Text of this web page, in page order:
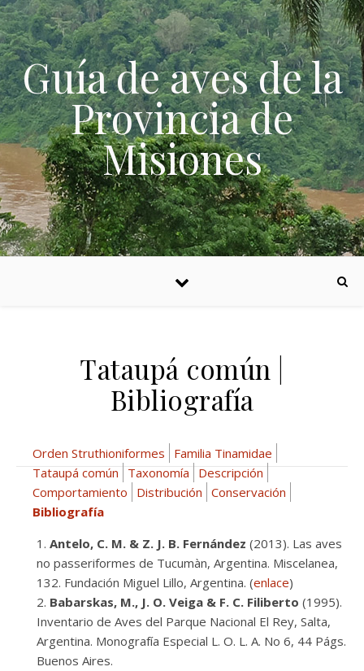
Skip to content
Guía de aves de la
Provincia de
Misiones
Tataupá común |
Bibliografía
Orden Struthioniformes
Familia Tinamidae
Tataupá común
Taxonomía
Descripción
Comportamiento
Distribución Conservación
Bibliografía
Antelo, C. M. & Z. J. B. Fernández (2013). Las aves
no passeriformes de Tucumàn, Argentina. Miscelanea,
132. Fundación Miguel Lillo, Argentina. (enlace)
Babarskas, M., J. O. Veiga & F. C. Filiberto (1995).
Inventario de Aves del Parque Nacional El Rey, Salta,
Argentina. Monografía Especial L. O. L. A. No 6, 44 Págs.
Buenos Aires.